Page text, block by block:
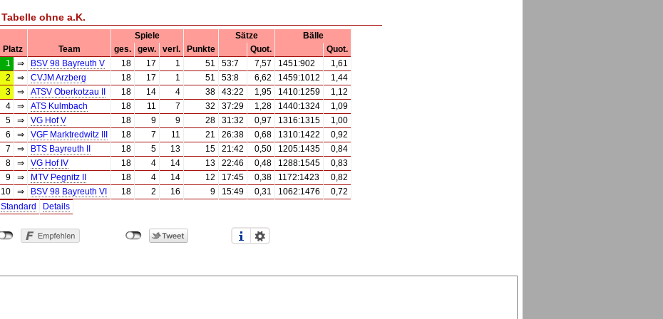
Tabelle ohne a.K.
Spiele Sätze
Bälle
Platz
Team ges. gew. verl. Punkte Quot.
Quot.
1
⇒ BSV 98 Bayreuth V 18 17 1 51 53:7 7,57 1451:902
1,61
2
⇒ CVJM Arzberg 18 17 1 51 53:8 6,62 1459:1012
1,44
3
⇒ ATSV Oberkotzau II 18 14 4 38 43:22 1,95 1410:1259
1,12
4
⇒ ATS Kulmbach 18 11 7 32 37:29 1,28 1440:1324
1,09
5
⇒ VG Hof V 18 9 9 28 31:32 0,97 1316:1315
1,00
6
⇒ VGF Marktredwitz III 18 7 11 21 26:38 0,68 1310:1422
0,92
7
⇒ BTS Bayreuth II 18 5 13 15 21:42 0,50 1205:1435
0,84
8
⇒ VG Hof IV 18 4 14 13 22:46 0,48 1288:1545
0,83
9
⇒ MTV Pegnitz II 18 4 14 12 17:45 0,38 1172:1423
0,82
10
⇒ BSV 98 Bayreuth VI 18 2 16 9 15:49 0,31 1062:1476
0,72
Standard
Details